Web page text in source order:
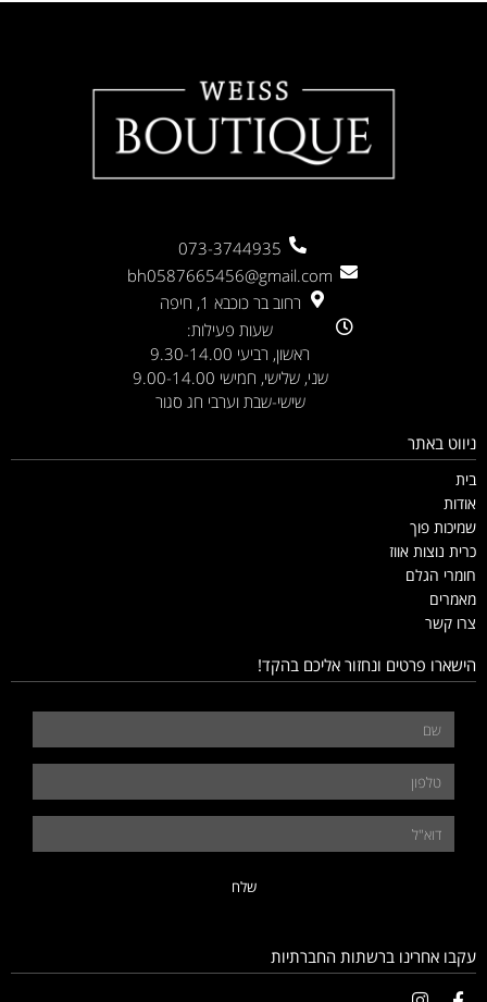
073-3744935
bh0587665456@gmail.com
רחוב בר כוכבא 1, חיפה
שעות פעילות:
ראשון, רביעי 9.30-14.00
שני, שלישי, חמישי 9.00-14.00
שישי-שבת וערבי חג סגור
ניווט באתר
בית
אודות
שמיכות פוך
כרית נוצות אווז
חומרי הגלם
מאמרים
צרו קשר
הישארו פרטים ונחזור אליכם בהקד!
שלח
עקבו אחרינו ברשתות החברתיות